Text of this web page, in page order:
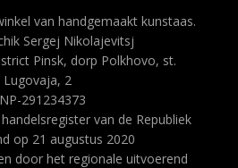
van handgemaakt kunstaas.
Sergej Nikolajevitsj
Pinsk, dorp Polkhovo, st.
Lugovaja, 2
291234373
van de Republiek
op 21 augustus 2020
door het regionale uitvoerend